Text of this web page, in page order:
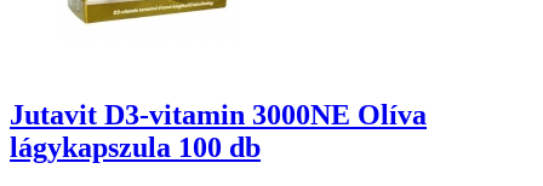
Jutavit D3-vitamin 3000NE Olíva
lágykapszula 100 db